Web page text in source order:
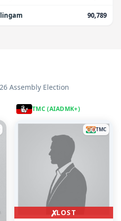
90,789
Assembly Election
TMC (AIADMK+)
✗LOST
TMC